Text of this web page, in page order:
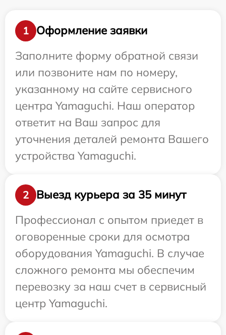
1
Оформление заявки
Заполните форму обратной связи
или позвоните нам по номеру,
указанному на сайте сервисного
центра Yamaguchi. Наш оператор
ответит на Ваш запрос для
уточнения деталей ремонта Вашего
устройства Yamaguchi.
2
Выезд курьера за 35 минут
Профессионал с опытом приедет в
оговоренные сроки для осмотра
оборудования Yamaguchi. В случае
сложного ремонта мы обеспечим
перевозку за наш счет в сервисный
центр Yamaguchi.